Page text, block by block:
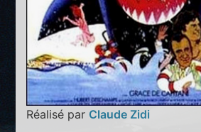
Réalisé par Claude Zidi